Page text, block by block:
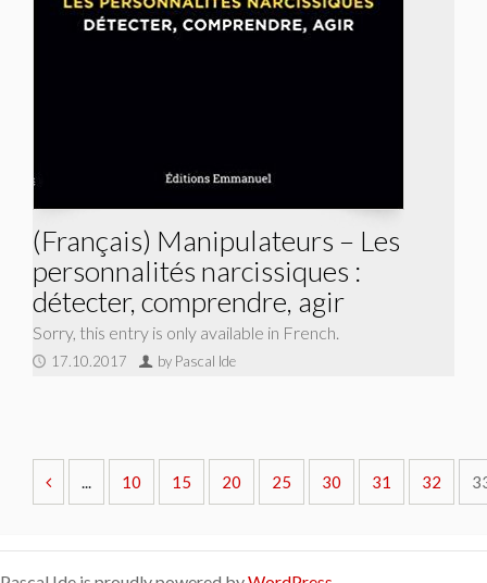
(Français) Manipulateurs – Les
personnalités narcissiques :
détecter, comprendre, agir
Sorry, this entry is only available in French.
17.10.2017 by Pascal Ide
... 10 15 20 25 30 31 32